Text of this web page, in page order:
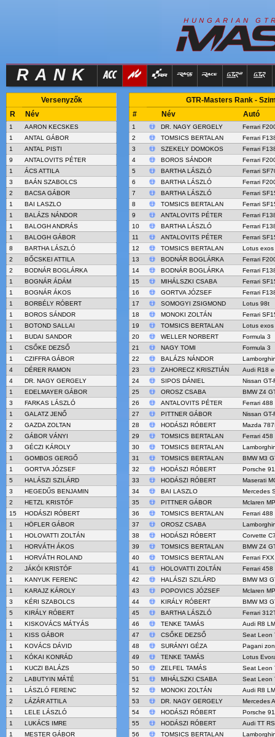
H U N G A R I A N G T
RANK
Versenyzők
R
Név
1
AARON KECSKES
1
ANTAL GÁBOR
1
ANTAL PISTI
9
ANTALOVITS PÉTER
1
ÁCS ATTILA
3
BAÁN SZABOLCS
2
BACSA GÁBOR
1
BAI LASZLO
1
BALÁZS NÁNDOR
1
BALOGH ANDRÁS
1
BALOGH GÁBOR
8
BARTHA LÁSZLÓ
2
BŐCSKEI ATTILA
2
BODNÁR BOGLÁRKA
1
BOGNÁR ÁDÁM
1
BOGNÁR ÁKOS
1
BORBÉLY RÓBERT
1
BOROS SÁNDOR
1
BOTOND SALLAI
1
BUDAI SANDOR
1
CSŐKE DEZSŐ
1
CZIFFRA GÁBOR
4
DÉRER RAMON
4
DR. NAGY GERGELY
1
EDELMAYER GÁBOR
3
FARKAS LÁSZLÓ
1
GALATZ JENŐ
2
GAZDA ZOLTAN
2
GÁBOR VÁNYI
3
GÉCZI KÁROLY
1
GOMBOS GERGŐ
1
GORTVA JÓZSEF
5
HALÁSZI SZILÁRD
3
HEGEDŰS BENJAMIN
2
HETZL KRISTÓF
15
HODÁSZI RÓBERT
1
HÖFLER GÁBOR
1
HOLOVATTI ZOLTÁN
1
HORVÁTH ÁKOS
1
HORVÁTH ROLAND
2
JÁKÓI KRISTÓF
1
KANYUK FERENC
1
KARAJZ KÁROLY
3
KÉRI SZABOLCS
5
KIRÁLY RÓBERT
1
KISKOVÁCS MÁTYÁS
1
KISS GÁBOR
1
KOVÁCS DÁVID
1
KÓKAI KONRÁD
1
KUCZI BALÁZS
2
LABUTYIN MÁTÉ
1
LÁSZLÓ FERENC
2
LÁZÁR ATTILA
1
LELE LÁSZLÓ
1
LUKÁCS IMRE
1
MESTER GÁBOR
GTR-Masters Rank -
#
Név Autó
1 DR. NAGY GERGELY
Ferrari
2
TOMSICS BERTALAN
Ferrari
3
SZEKELY DOMOKOS
Ferrari
4
BOROS SÁNDOR
Ferrari
5
BARTHA LÁSZLÓ
Ferrari
6
BARTHA LÁSZLÓ
Ferrari
7
BARTHA LÁSZLÓ
Ferrari
8
TOMSICS BERTALAN
Ferrari
9
ANTALOVITS PÉTER
Ferrari
10
BARTHA LÁSZLÓ
Ferrari
11
ANTALOVITS PÉTER
Ferrari
12
TOMSICS BERTALAN
Lotus
13
BODNÁR BOGLÁRKA
Ferrari
14
BODNÁR BOGLÁRKA
Ferrari
15
MIHÁLSZKI CSABA
Ferrari
16
GORTVA JÓZSEF
Ferrari
17
SOMOGYI ZSIGMOND
Lotus 98t
18
MONOKI ZOLTÁN
Ferrari
19
TOMSICS BERTALAN
Lotus exos
20
WELLER NORBERT
Formula 3
21
NAGY TOMI
Formula 3
22
BALÁZS NÁNDOR
23
ZAHORECZ KRISZTIÁN
Audi R18
24
SIPOS DÁNIEL
Nissan GT-
25
OROSZ CSABA
BMW Z4
26
ANTALOVITS PÉTER
Ferrari 488
27
PITTNER GÁBOR
Nissan GT-
28
HODÁSZI RÓBERT
Mazda
29
TOMSICS BERTALAN
Ferrari 458
30
TOMSICS BERTALAN
31
TOMSICS BERTALAN
BMW M3
32
HODÁSZI RÓBERT
Porsche
33
HODÁSZI RÓBERT
Maserati
34
BAI LASZLO
Mercedes
35
PITTNER GÁBOR
Mclaren
36
TOMSICS BERTALAN
Ferrari 488
37
OROSZ CSABA
38
HODÁSZI RÓBERT
Corvette
39
TOMSICS BERTALAN
BMW Z4
40
TOMSICS BERTALAN
Ferrari
41
HOLOVATTI ZOLTÁN
Ferrari 458
42
HALÁSZI SZILÁRD
BMW M3
43
POPOVICS JÓZSEF
Mclaren
44
KIRÁLY RÓBERT
BMW M3
45
BARTHA LÁSZLÓ
Ferrari
46
TENKE TAMÁS
Audi R8
47
CSŐKE DEZSŐ
Seat Leon
48
SURÁNYI GÉZA
Pagani
49
TENKE TAMÁS
Lotus
50
ZELFEL TAMÁS
Seat Leon
51
MIHÁLSZKI CSABA
Seat Leon
52
MONOKI ZOLTÁN
Audi R8
53
DR. NAGY GERGELY
Mercedes
54
HODÁSZI RÓBERT
Porsche
55
HODÁSZI RÓBERT
Audi TT
56
TOMSICS BERTALAN